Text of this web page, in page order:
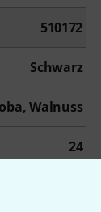
510172
Schwarz
Walnuss
24